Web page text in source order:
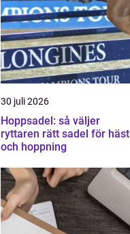
30 juli 2026
Hoppsadel: så väljer
ryttaren rätt sadel för häst
och hoppning